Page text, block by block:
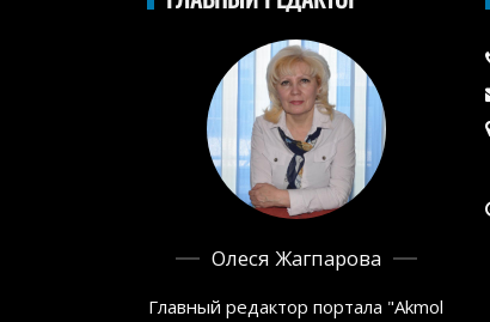
Олеся Жагпарова
Главный редактор портала "Akmol